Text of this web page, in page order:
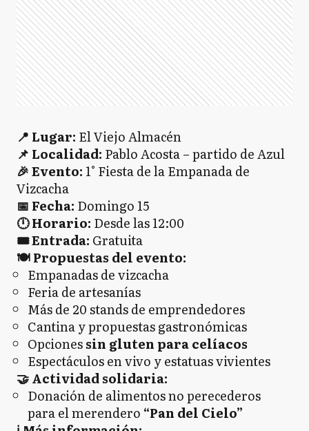
📍 Lugar: El Viejo Almacén
📌 Localidad: Pablo Acosta – partido de Azul
🎉Evento: 1° Fiesta de la Empanada de
Vizcacha
📅 Fecha: Domingo 15
🕛Horario: Desde las 12:00
🎟Entrada: Gratuita
🍽Propuestas del evento:
Empanadas de vizcacha
Feria de artesanías
Más de 20 stands de emprendedores
Cantina y propuestas gastronómicas
Opcionessin gluten para celíacos
Espectáculos en vivo y estatuas vivientes
🤝 Actividad solidaria:
Donación de alimentos no perecederos
para el merendero “Pan del Cielo”